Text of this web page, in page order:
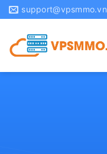
Bỏ
qua
dung
support@vpsmmo.vn